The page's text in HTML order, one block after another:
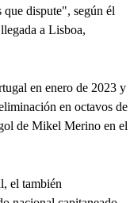
que dispute", según él
a Lisboa,
en enero de 2023 y
en octavos de
de Mikel Merino en el
el también